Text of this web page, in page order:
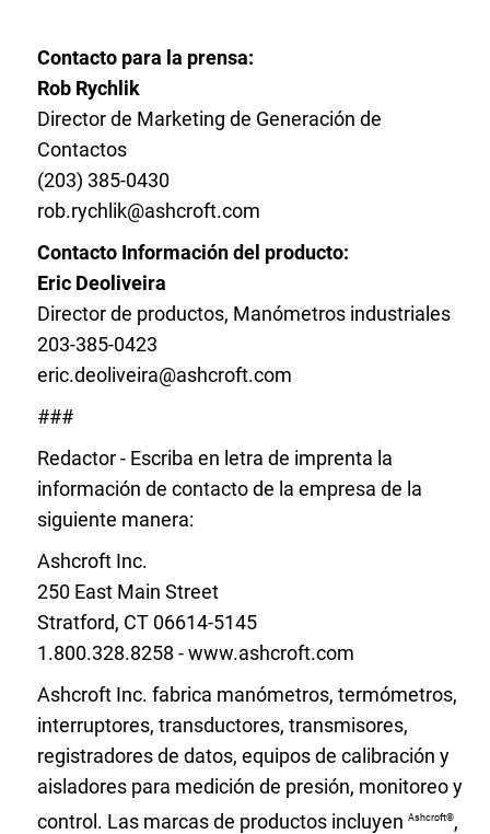
Contacto para la prensa:
Rob Rychlik
Director de Marketing de Generación de
Contactos
(203) 385-0430
rob.rychlik@ashcroft.com
Contacto Información del producto:
Eric Deoliveira
Director de productos, Manómetros industriales
203-385-0423
eric.deoliveira@ashcroft.com
###
Redactor - Escriba en letra de imprenta la
información de contacto de la empresa de la
siguiente manera:
Ashcroft Inc.
250 East Main Street
Stratford, CT 06614-5145
1.800.328.8258 - www.ashcroft.com
Ashcroft Inc. fabrica manómetros, termómetros,
interruptores, transductores, transmisores,
registradores de datos, equipos de calibración y
aisladores para medición de presión, monitoreo y
control. Las marcas de productos incluyenAshcroft®,